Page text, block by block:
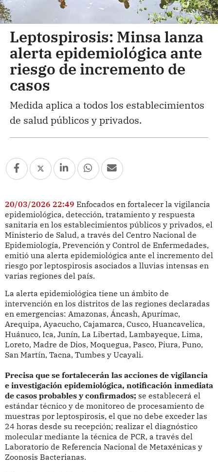
Leptospirosis: Minsa lanza
alerta epidemiológica ante
riesgo de incremento de
casos
Medida aplica a todos los establecimientos
de salud públicos y privados.
20/03/2026 22:49 Enfocados en fortalecer la vigilancia
epidemiológica, detección, tratamiento y respuesta
sanitaria en los establecimientos públicos y privados, el
Ministerio de Salud, a través del Centro Nacional de
Epidemiología, Prevención y Control de Enfermedades,
emitió una alerta epidemiológica ante el incremento del
riesgo por leptospirosis asociados a lluvias intensas en
varias regiones del país.
La alerta epidemiológica tiene un ámbito de
intervención en los distritos de las regiones declaradas
en emergencias: Amazonas, Áncash, Apurímac,
Arequipa, Ayacucho, Cajamarca, Cusco, Huancavelica,
Huánuco, Ica, Junín, La Libertad, Lambayeque, Lima,
Loreto, Madre de Dios, Moquegua, Pasco, Piura, Puno,
San Martín, Tacna, Tumbes y Ucayali.
Precisa que se fortalecerán las acciones de vigilancia
e investigación epidemiológica, notificación inmediata
de casos probables y confirmados; se establecerá el
estándar técnico y de monitoreo de procesamiento de
muestras por leptospirosis, el que no debe exceder las
24 horas desde su recepción; realizar el diagnóstico
molecular mediante la técnica de PCR, a través del
Laboratorio de Referencia Nacional de Metaxénicas y
Zoonosis Bacterianas.